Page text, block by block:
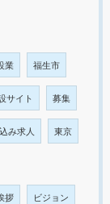
業 福生市
サイト 募集
み求人 東京
拶 ビジョン